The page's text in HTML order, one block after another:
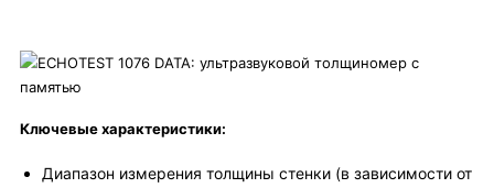
Ключевые характеристики:
Диапазон измерения толщины стенки (в зависимости от